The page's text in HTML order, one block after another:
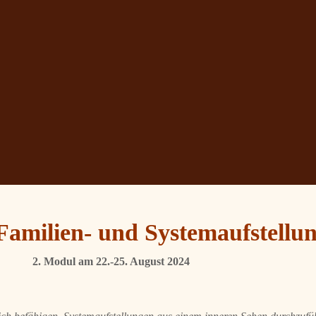
und
2. Modul am 22.-25. August 2024